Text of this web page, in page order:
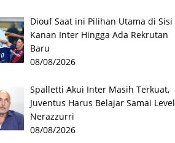
Diouf Saat ini Pilihan Utama di Sisi
Kanan Inter Hingga Ada Rekrutan
Baru
08/08/2026
Spalletti Akui Inter Masih Terkuat,
Juventus Harus Belajar Samai Level
Nerazzurri
08/08/2026